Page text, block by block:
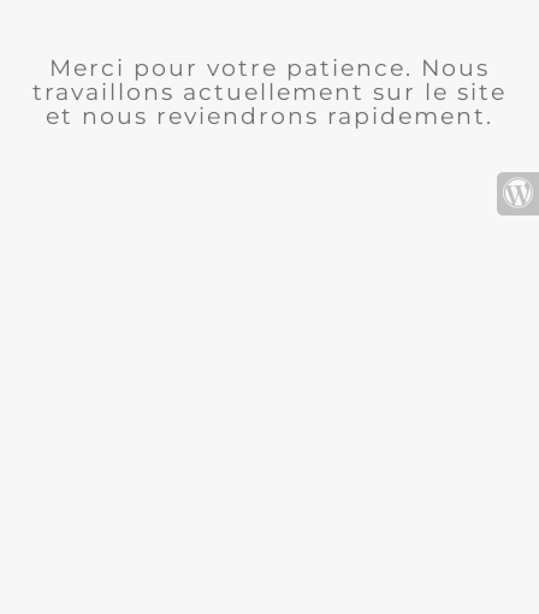
Merci pour votre patience. Nous
travaillons actuellement sur le site
et nous reviendrons rapidement.